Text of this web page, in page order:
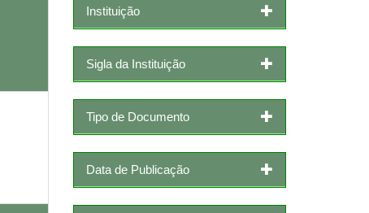
Instituição
Sigla da Instituição
Tipo de Documento
Data de Publicação